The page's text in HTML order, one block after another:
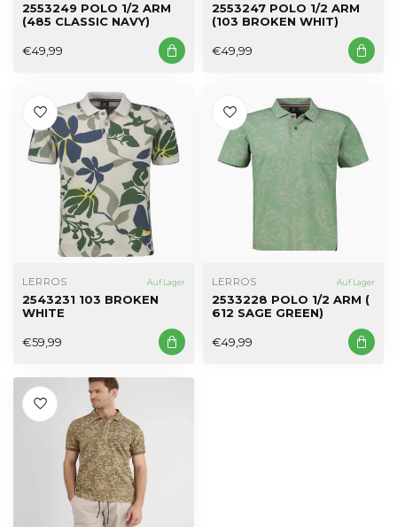
2553249 POLO 1/2 ARM
(485 CLASSIC NAVY)
€49,99
2553247 POLO 1/2 ARM
(103 BROKEN WHIT)
€49,99
LERROS Auf Lager
2543231 103 BROKEN
WHITE
€59,99
LERROS Auf Lager
2533228 POLO 1/2 ARM (
612 SAGE GREEN)
€49,99